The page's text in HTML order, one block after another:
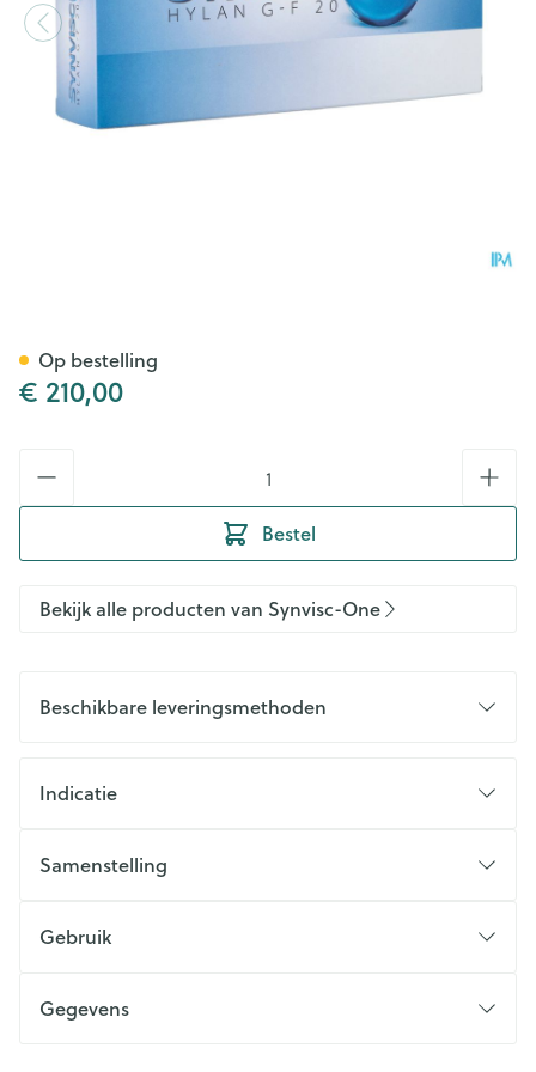
€ 210,00
Bestel
Op bestelling
Bekijk alle producten van Synvisc-One
Beschikbare leveringsmethoden
Indicatie
Samenstelling
Gebruik
Gegevens